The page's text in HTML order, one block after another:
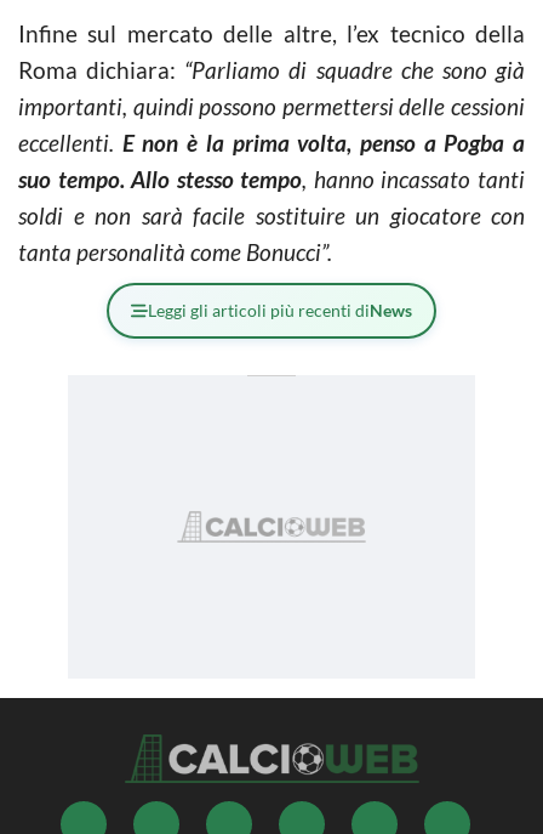
Infine sul mercato delle altre, l’ex tecnico della
Roma dichiara: “Parliamo di squadre che sono già
importanti, quindi possono permettersi delle cessioni
eccellenti. E non è la prima volta, penso a Pogba a
suo tempo. Allo stesso tempo, hanno incassato tanti
soldi e non sarà facile sostituire un giocatore con
tanta personalità come Bonucci”.
Leggi gli articoli più recenti diNews